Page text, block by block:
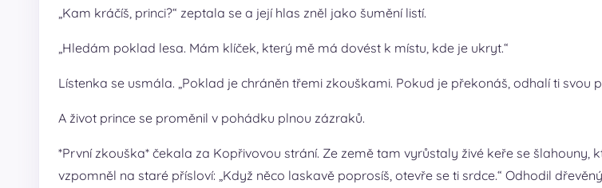
„Kam kráčíš, princi?“ zeptala se a její hlas zněl jako šumění listí.
„Hledám poklad lesa. Mám klíček, který mě má dovést k místu, kde je ukryt.“
Lístenka se usmála. „Poklad je chráněn třemi zkouškami. Pokud je překonáš, odhalí ti svou
A život prince se proměnil v pohádku plnou zázraků.
*První zkouška* čekala za Kopřivovou strání. Ze země tam vyrůstaly živé keře se
vzpomněl na staré přísloví: „Když něco laskavě poprosíš, otevře se ti srdce.“ Odhodil